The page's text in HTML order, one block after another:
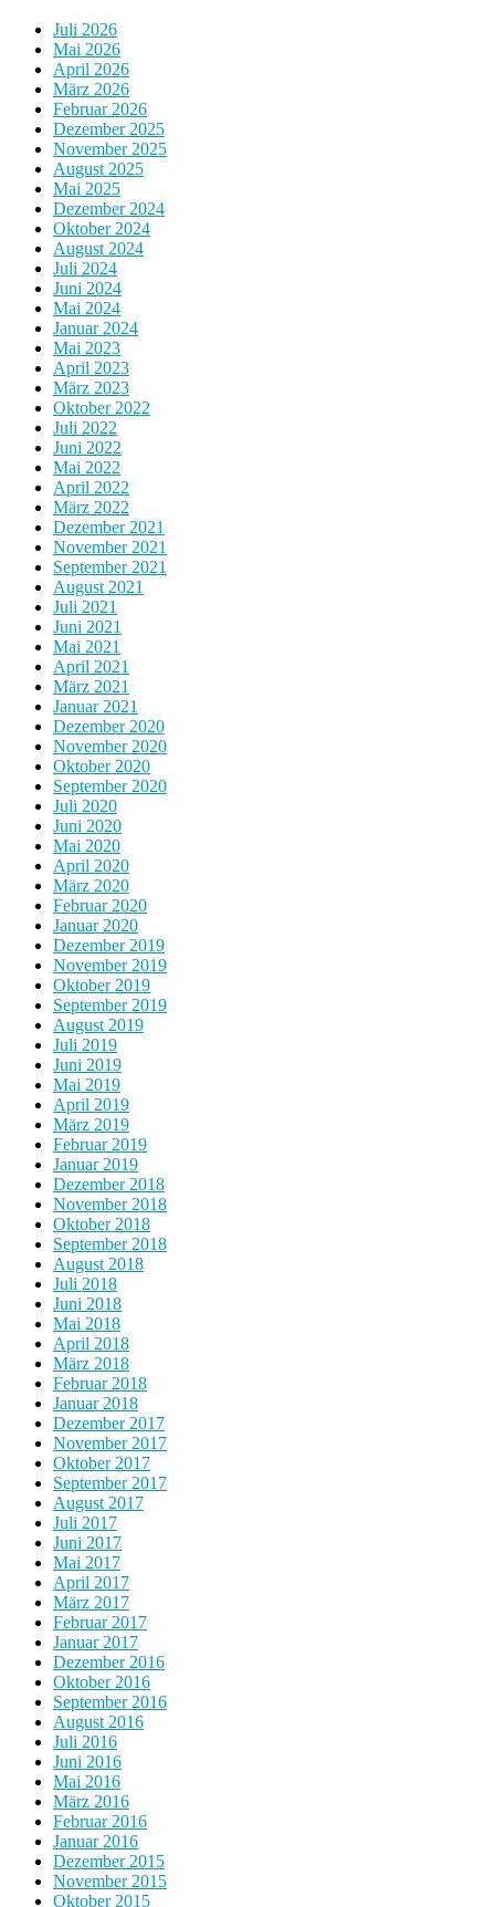
Juli 2026
Mai 2026
April 2026
März 2026
Februar 2026
Dezember 2025
November 2025
August 2025
Mai 2025
Dezember 2024
Oktober 2024
August 2024
Juli 2024
Juni 2024
Mai 2024
Januar 2024
Mai 2023
April 2023
März 2023
Oktober 2022
Juli 2022
Juni 2022
Mai 2022
April 2022
März 2022
Dezember 2021
November 2021
September 2021
August 2021
Juli 2021
Juni 2021
Mai 2021
April 2021
März 2021
Januar 2021
Dezember 2020
November 2020
Oktober 2020
September 2020
Juli 2020
Juni 2020
Mai 2020
April 2020
März 2020
Februar 2020
Januar 2020
Dezember 2019
November 2019
Oktober 2019
September 2019
August 2019
Juli 2019
Juni 2019
Mai 2019
April 2019
März 2019
Februar 2019
Januar 2019
Dezember 2018
November 2018
Oktober 2018
September 2018
August 2018
Juli 2018
Juni 2018
Mai 2018
April 2018
März 2018
Februar 2018
Januar 2018
Dezember 2017
November 2017
Oktober 2017
September 2017
August 2017
Juli 2017
Juni 2017
Mai 2017
April 2017
März 2017
Februar 2017
Januar 2017
Dezember 2016
Oktober 2016
September 2016
August 2016
Juli 2016
Juni 2016
Mai 2016
März 2016
Februar 2016
Januar 2016
Dezember 2015
November 2015
Oktober 2015